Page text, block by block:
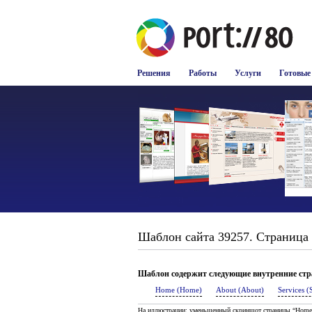
Решения Работы Услуги
Шаблон сайта 39257.
Шаблон содержит следующие внутренние
Home (Home) About (About) Services
На иллюстрации: уменьшенный скриншот страницы